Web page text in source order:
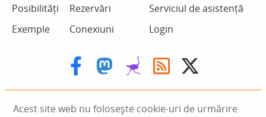
Posibilități
Exemple
Rezervări
Conexiuni
Serviciul de asistență
Login
Acest site web nu folosește cookie-uri de urmărire